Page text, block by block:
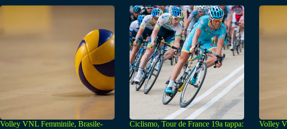
Volley VNL Femminile, Brasile-
Ciclismo, Tour de France 19a tappa:
Volley